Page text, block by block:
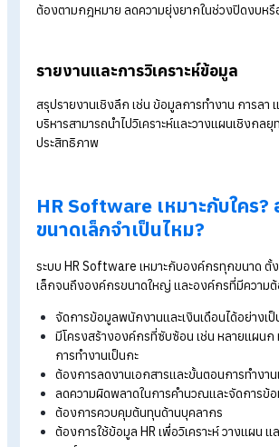
งานหลายกะ การใช้ HR Software ช่วยใ
ยื่น-อนุมัติเอกสารต่าง ๆ
รองรับการยื่น-อนุมัติเอกสาร เช่น การลา
คำนวณเงินเดือนค่าล่วงเวลาและค่าตอบแ
ช่วยลดความเสี่ยงจาก Human Error
การจัดการภาษีและเอกสาร
ช่วยจัดการภาษีเงินได้หัก ณ ที่จ่าย พร้อม
ต้องตามกฎหมาย ลดความยุ่งยากในช่วง